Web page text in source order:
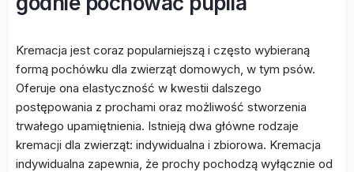
Kremacja jest coraz popularniejszą i często wybieraną
formą pochówku dla zwierząt domowych, w tym psów.
Oferuje ona elastyczność w kwestii dalszego
postępowania z prochami oraz możliwość stworzenia
trwałego upamiętnienia. Istnieją dwa główne rodzaje
kremacji dla zwierząt: indywidualna i zbiorowa. Kremacja
indywidualna zapewnia, że prochy pochodzą wyłącznie od